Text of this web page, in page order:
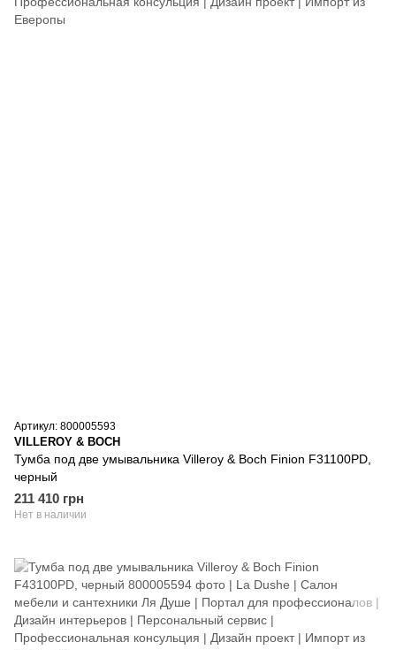
Артикул: 800005593
VILLEROY & BOCH
Тумба под две умывальника Villeroy & Boch Finion F31100PD,
черный
211 410 грн
Нет в наличии